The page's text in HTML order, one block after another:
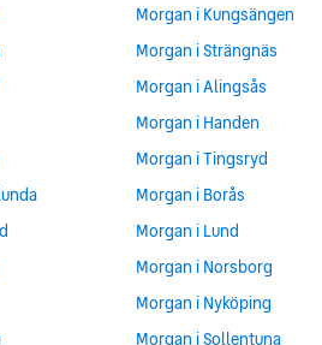
Morgan i Kungsängen
Morgan i Strängnäs
Morgan i Alingsås
Morgan i Handen
Morgan i Tingsryd
Morgan i Borås
Morgan i Lund
Morgan i Norsborg
Morgan i Nyköping
Morgan i Sollentuna